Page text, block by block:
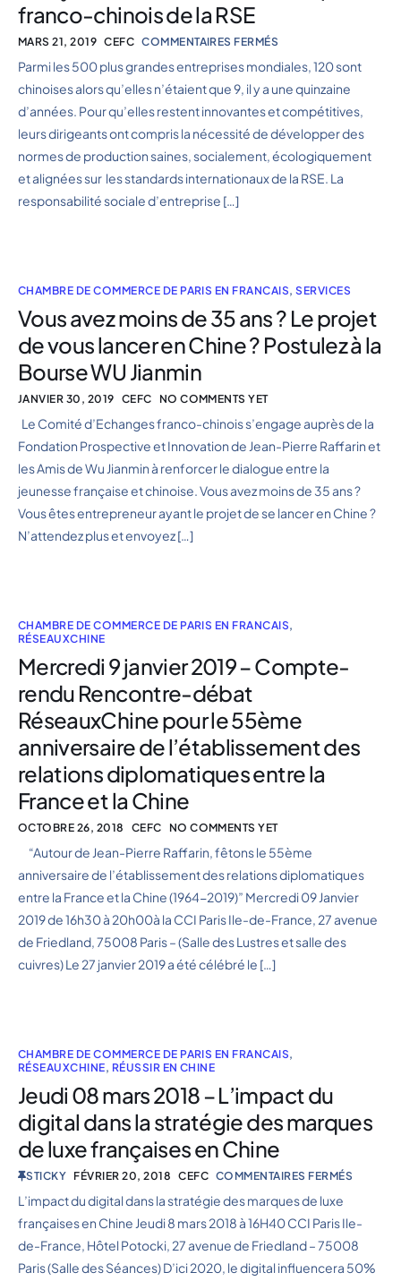
franco-chinois de la RSE
MARS 21, 2019 CEFC COMMENTAIRES FERMÉS
Parmi les 500 plus grandes entreprises mondiales, 120 sont
chinoises alors qu’elles n’étaient que 9, il y a une quinzaine
d’années. Pour qu’elles restent innovantes et compétitives,
leurs dirigeants ont compris la nécessité de développer des
normes de production saines, socialement, écologiquement
et alignées sur les standards internationaux de la RSE. La
responsabilité sociale d’entreprise […]
CHAMBRE DE COMMERCE DE PARIS EN FRANCAIS,SERVICES
Vous avez moins de 35 ans ? Le projet
de vous lancer en Chine ? Postulez à la
Bourse WU Jianmin
JANVIER 30, 2019 CEFC NO COMMENTS YET
Le Comité d’Echanges franco-chinois s’engage auprès de la
Fondation Prospective et Innovation de Jean-Pierre Raffarin et
les Amis de Wu Jianmin à renforcer le dialogue entre la
jeunesse française et chinoise. Vous avez moins de 35 ans ?
Vous êtes entrepreneur ayant le projet de se lancer en Chine ?
N’attendez plus et envoyez […]
CHAMBRE DE COMMERCE DE PARIS EN FRANCAIS,
RÉSEAUXCHINE
Mercredi 9 janvier 2019 – Compte-
rendu Rencontre-débat
RéseauxChine pour le 55ème
anniversaire de l’établissement des
relations diplomatiques entre la
France et la Chine
OCTOBRE 26, 2018 CEFC NO COMMENTS YET
“Autour de Jean-Pierre Raffarin, fêtons le 55ème
anniversaire de l’établissement des relations diplomatiques
entre la France et la Chine (1964-2019)” Mercredi 09 Janvier
2019 de 16h30 à 20h00à la CCI Paris Ile-de-France, 27 avenue
de Friedland, 75008 Paris – (Salle des Lustres et salle des
cuivres) Le 27 janvier 2019 a été célébré le […]
CHAMBRE DE COMMERCE DE PARIS EN FRANCAIS,
RÉSEAUXCHINE, RÉUSSIR EN CHINE
Jeudi 08 mars 2018 – L’impact du
digital dans la stratégie des marques
de luxe françaises en Chine
STICKY FÉVRIER 20, 2018 CEFC COMMENTAIRES FERMÉS
L’impact du digital dans la stratégie des marques de luxe
françaises en Chine Jeudi 8 mars 2018 à 16H40 CCI Paris Ile-
de-France, Hôtel Potocki, 27 avenue de Friedland – 75008
Paris (Salle des Séances) D’ici 2020, le digital influencera 50%